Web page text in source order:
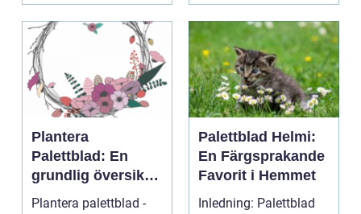
Plantera
Palettblad: En
grundlig översikt
och presentation
Plantera palettblad -
Palettblad Helmi:
En Färgsprakande
Favorit i Hemmet
Inledning: Palettblad